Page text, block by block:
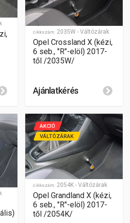
cikkszám: 2035W - Váltózárak
Opel Crossland X (kézi,
6 seb., "R"-elöl) 2017-
től /2035W/
Ajánlatkérés
cikkszám: 2054K - Váltózárak
AKCIÓ
VÁLTÓZÁRAK
Opel Grandland X (kézi,
6 seb., "R"-elöl) 2017-
től /2054K/